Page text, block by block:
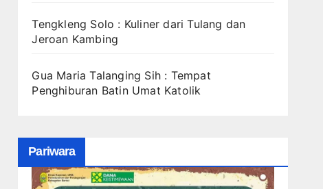
Tengkleng Solo : Kuliner dari Tulang dan
Jeroan Kambing
Gua Maria Talanging Sih : Tempat
Penghiburan Batin Umat Katolik
Pariwara